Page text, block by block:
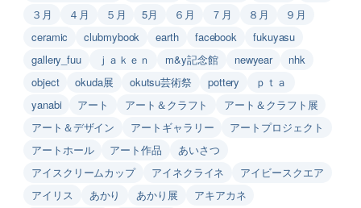
３月
４月 ５月 5月 ６月 ７月 ８月
９月
ceramic
clubmybook earth facebook
fukuyasu
gallery_fuu
ｊａｋｅｎ m&y記念館 newyear
nhk
object
okuda展 okutsu芸術祭 pottery
ｐｔａ
yanabi
アート アート＆クラフト
アート＆クラフト展
アート＆デザイン
アートギャラリー
アートプロジェクト
アートホール
アート作品
あいさつ
アイスクリームカップ
アイネクライネ
アイビースクエア
アイリス
あかり あかり展
アキアカネ